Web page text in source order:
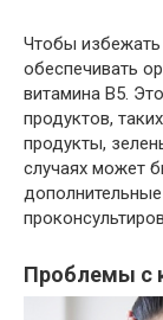
Чтобы избежать
обеспечивать
витамина B5.
продуктов,
продукты,
случаях может
Проблемы с